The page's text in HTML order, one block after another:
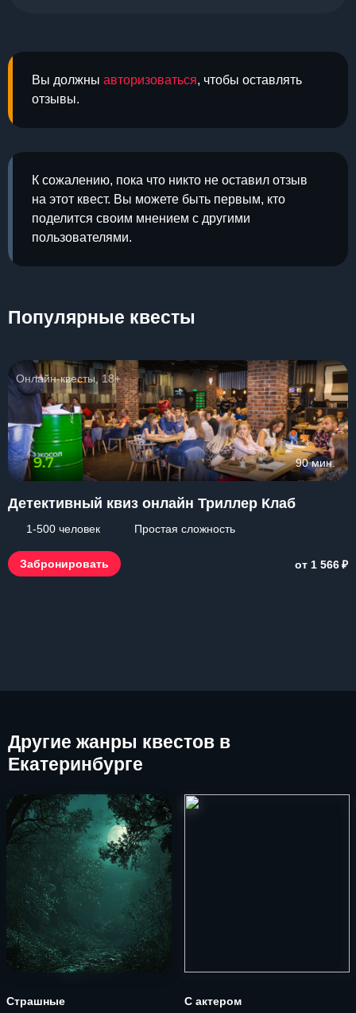
Вы должны авторизоваться, чтобы оставлять
отзывы.
К сожалению, пока что никто не оставил отзыв
на этот квест. Вы можете быть первым, кто
поделится своим мнением с другими
пользователями.
Популярные квесты
Онлайн-квесты, 18+
9.7 90 мин.
Детективный квиз онлайн Триллер Клаб
1-500 человек Простая сложность
Забронировать от 1 566₽
Другие жанры квестов в
Екатеринбурге
Страшные С актером